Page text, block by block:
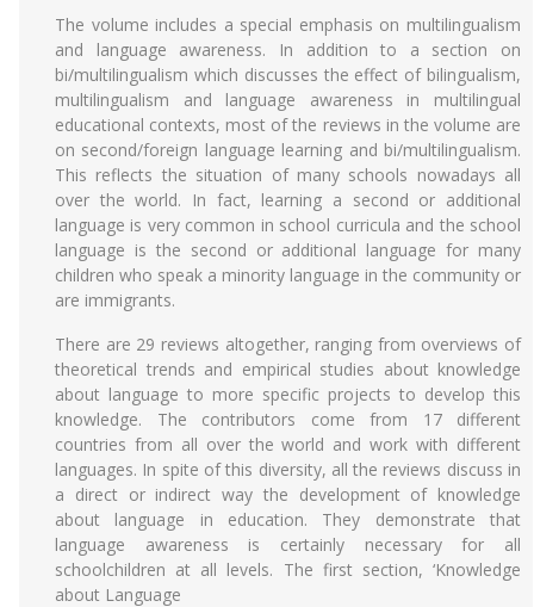
The volume includes a special emphasis on multilingualism
and language awareness. In addition to a section on
bi/multilingualism which discusses the effect of bilingualism,
multilingualism and language awareness in multilingual
educational contexts, most of the reviews in the volume are
on second/foreign language learning and bi/multilingualism.
This reflects the situation of many schools nowadays all
over the world. In fact, learning a second or additional
language is very common in school curricula and the school
language is the second or additional language for many
children who speak a minority language in the community or
are immigrants.
There are 29 reviews altogether, ranging from overviews of
theoretical trends and empirical studies about knowledge
about language to more specific projects to develop this
knowledge. The contributors come from 17 different
countries from all over the world and work with different
languages. In spite of this diversity, all the reviews discuss in
a direct or indirect way the development of knowledge
about language in education. They demonstrate that
language awareness is certainly necessary for all
schoolchildren at all levels. The first section, ‘Knowledge
about Language